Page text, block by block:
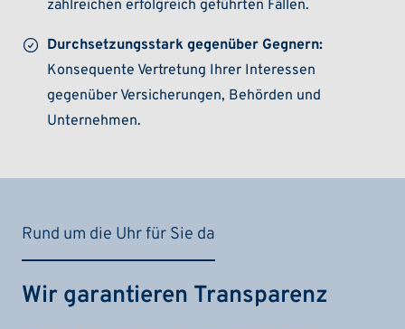
zahlreichen erfolgreich geführten Fällen.
Durchsetzungsstark gegenüber Gegnern:
Konsequente Vertretung Ihrer Interessen
gegenüber Versicherungen, Behörden und
Unternehmen.
Rund um die Uhr für Sie da
Wir garantieren Transparenz